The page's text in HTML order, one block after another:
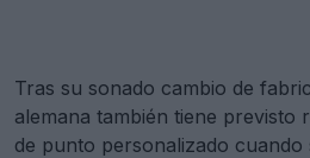
Tras su sonado cambio de
alemana también tiene previsto
de punto personalizado cuando